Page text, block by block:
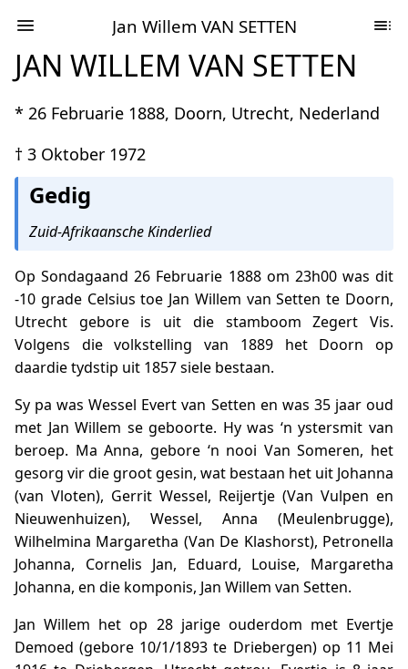
Jan Willem VAN SETTEN
JAN WILLEM VAN SETTEN
* 26 Februarie 1888, Doorn, Utrecht, Nederland
† 3 Oktober 1972
Gedig
Zuid-Afrikaansche Kinderlied
Op Sondagaand 26 Februarie 1888 om 23h00 was dit
-10 grade Celsius toe Jan Willem van Setten te Doorn,
Utrecht gebore is uit die stamboom Zegert Vis.
Volgens die volkstelling van 1889 het Doorn op
daardie tydstip uit 1857 siele bestaan.
Sy pa was Wessel Evert van Setten en was 35 jaar oud
met Jan Willem se geboorte. Hy was ‘n ystersmit van
beroep. Ma Anna, gebore ‘n nooi Van Someren, het
gesorg vir die groot gesin, wat bestaan het uit Johanna
(van Vloten), Gerrit Wessel, Reijertje (Van Vulpen en
Nieuwenhuizen), Wessel, Anna (Meulenbrugge),
Wilhelmina Margaretha (Van De Klashorst), Petronella
Johanna, Cornelis Jan, Eduard, Louise, Margaretha
Johanna, en die komponis, Jan Willem van Setten.
Jan Willem het op 28 jarige ouderdom met Evertje
Demoed (gebore 10/1/1893 te Driebergen) op 11 Mei